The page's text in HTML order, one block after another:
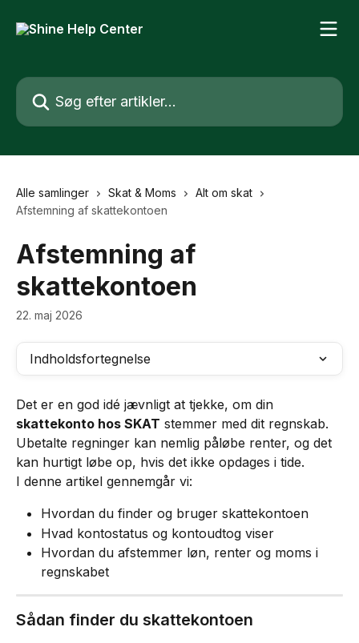
Søg efter artikler...
Alle samlinger Skat & Moms
Alt om skat
Afstemning af skattekontoen
Afstemning af
skattekontoen
22. maj 2026
Indholdsfortegnelse
Det er en god idé jævnligt at tjekke, om din
skattekonto hos SKAT stemmer med dit regnskab.
Ubetalte regninger kan nemlig påløbe renter, og det
kan hurtigt løbe op, hvis det ikke opdages i tide.
I denne artikel gennemgår vi:
Hvordan du finder og bruger skattekontoen
Hvad kontostatus og kontoudtog viser
Hvordan du afstemmer løn, renter og moms i
regnskabet
Sådan finder du skattekontoen